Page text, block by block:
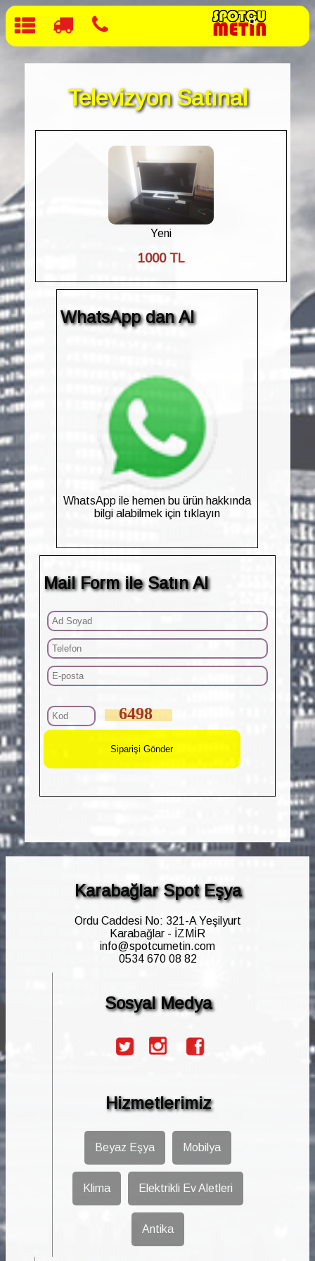
Televizyon Satınal
Yeni
1000 TL
WhatsApp dan Al
WhatsApp ile hemen bu ürün hakkında
bilgi alabilmek için tıklayın
Mail Form ile Satın Al
6498
Karabağlar Spot Eşya
Ordu Caddesi No: 321-A Yeşilyurt
Karabağlar - İZMİR
info@spotcumetin.com
0534 670 08 82
Sosyal Medya
Hizmetlerimiz
Beyaz Eşya Mobilya
Klima Elektrikli Ev Aletleri
Antika